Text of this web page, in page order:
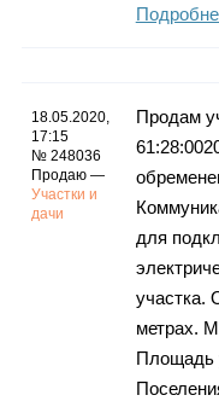
18.05.2020,
17:15
№ 248036
Продаю —
Участки и
дачи
Продам
для
участка.
метрах.
Площадь